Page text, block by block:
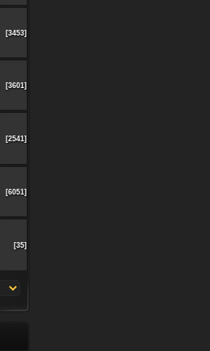
[3453]
[3601]
[2541]
[6051]
[35]